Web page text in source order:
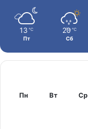
13 ℃
Пт
20 ℃
Сб
Пн Вт Ср